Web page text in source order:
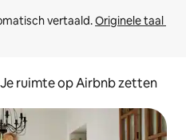
vertaald. Originele taal
Je ruimte op Airbnb zetten